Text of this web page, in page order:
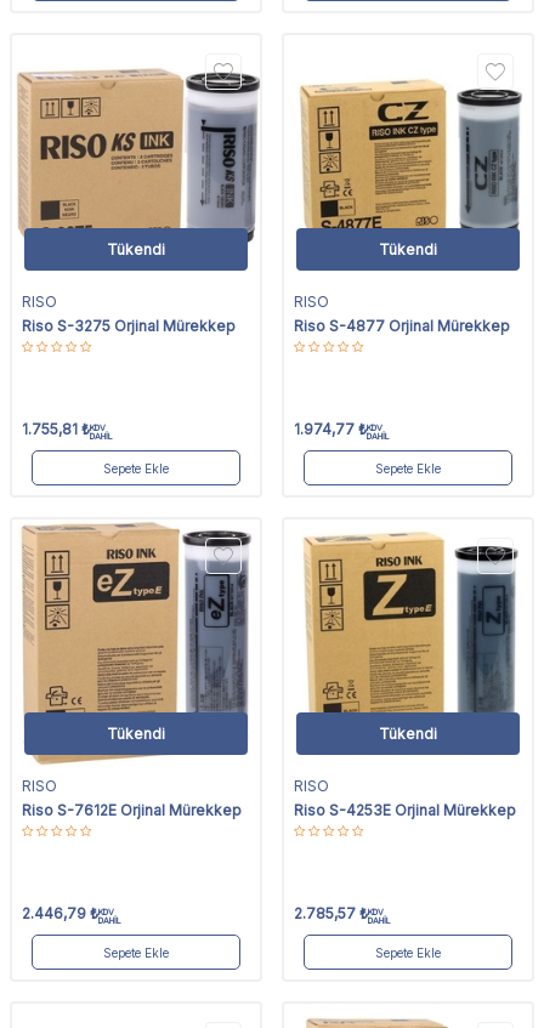
Tükendi
RISO
Riso S-3275 Orjinal Mürekkep
1.755,81 ₺KDV
DAHİL
Sepete Ekle
Tükendi
RISO
Riso S-4877 Orjinal Mürekkep
1.974,77 ₺KDV
DAHİL
Sepete Ekle
Tükendi
RISO
Riso S-7612E Orjinal Mürekkep
2.446,79 ₺KDV
DAHİL
Sepete Ekle
Tükendi
RISO
Riso S-4253E Orjinal Mürekkep
2.785,57 ₺KDV
DAHİL
Sepete Ekle